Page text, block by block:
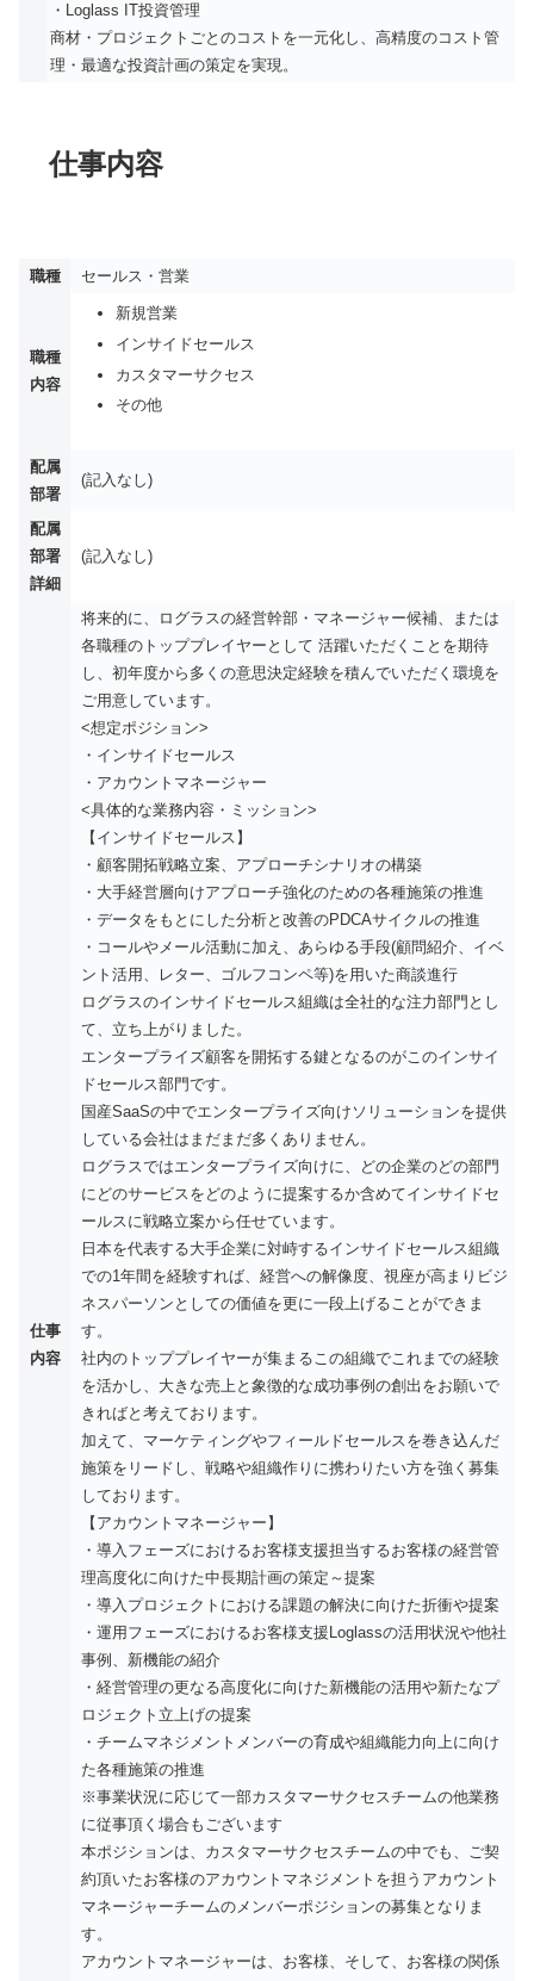
・Loglass IT投資管理
商材・プロジェクトごとのコストを一元化し、高精度のコスト管
理・最適な投資計画の策定を実現。
仕事内容
職種 セールス・営業
職種
内容
新規営業
インサイドセールス
カスタマーサクセス
その他
配属
部署
(記入なし)
配属
部署
詳細
(記入なし)
仕事
内容
将来的に、ログラスの経営幹部・マネージャー候補、または
各職種のトッププレイヤーとして 活躍いただくことを期待
し、初年度から多くの意思決定経験を積んでいただく環境を
ご用意しています。
<想定ポジション>
・インサイドセールス
・アカウントマネージャー
<具体的な業務内容・ミッション>
【インサイドセールス】
・顧客開拓戦略立案、アプローチシナリオの構築
・大手経営層向けアプローチ強化のための各種施策の推進
・データをもとにした分析と改善のPDCAサイクルの推進
・コールやメール活動に加え、あらゆる手段(顧問紹介、イベ
ント活用、レター、ゴルフコンペ等)を用いた商談進行
ログラスのインサイドセールス組織は全社的な注力部門とし
て、立ち上がりました。
エンタープライズ顧客を開拓する鍵となるのがこのインサイ
ドセールス部門です。
国産SaaSの中でエンタープライズ向けソリューションを提供
している会社はまだまだ多くありません。
ログラスではエンタープライズ向けに、どの企業のどの部門
にどのサービスをどのように提案するか含めてインサイドセ
ールスに戦略立案から任せています。
日本を代表する大手企業に対峙するインサイドセールス組織
での1年間を経験すれば、経営への解像度、視座が高まりビジ
ネスパーソンとしての価値を更に一段上げることができま
す。
社内のトッププレイヤーが集まるこの組織でこれまでの経験
を活かし、大きな売上と象徴的な成功事例の創出をお願いで
きればと考えております。
加えて、マーケティングやフィールドセールスを巻き込んだ
施策をリードし、戦略や組織作りに携わりたい方を強く募集
しております。
【アカウントマネージャー】
・導入フェーズにおけるお客様支援担当するお客様の経営管
理高度化に向けた中長期計画の策定～提案
・導入プロジェクトにおける課題の解決に向けた折衝や提案
・運用フェーズにおけるお客様支援Loglassの活用状況や他社
事例、新機能の紹介
・経営管理の更なる高度化に向けた新機能の活用や新たなプ
ロジェクト立上げの提案
・チームマネジメントメンバーの育成や組織能力向上に向け
た各種施策の推進
※事業状況に応じて一部カスタマーサクセスチームの他業務
に従事頂く場合もございます
本ポジションは、カスタマーサクセスチームの中でも、ご契
約頂いたお客様のアカウントマネジメントを担うアカウント
マネージャーチームのメンバーポジションの募集となりま
す。
アカウントマネージャーは、お客様、そして、お客様の関係